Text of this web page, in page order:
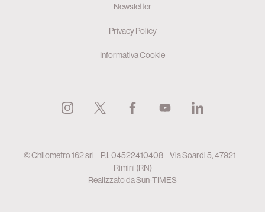
Newsletter
Privacy Policy
Informativa Cookie
© Chilometro 162 srl – P.I. 04522410408 – Via Soardi 5, 47921 –
Rimini (RN)
Realizzato daSun-TIMES